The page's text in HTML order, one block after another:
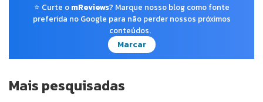
⭐ Curte o mReviews? Marque nosso blog como fonte
preferida no Google para não perder nossos próximos
conteúdos.
Marcar
Mais pesquisadas